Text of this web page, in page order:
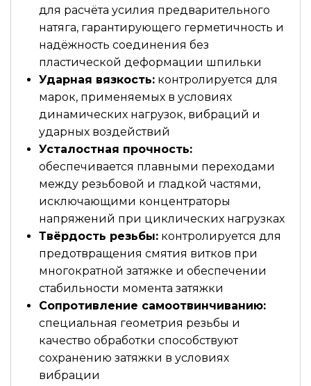
для расчёта усилия предварительного
натяга, гарантирующего герметичность и
надёжность соединения без
пластической деформации шпильки
Ударная вязкость: контролируется для
марок, применяемых в условиях
динамических нагрузок, вибраций и
ударных воздействий
Усталостная прочность:
обеспечивается плавными переходами
между резьбовой и гладкой частями,
исключающими концентраторы
напряжений при циклических нагрузках
Твёрдость резьбы: контролируется для
предотвращения смятия витков при
многократной затяжке и обеспечении
стабильности момента затяжки
Сопротивление самоотвинчиванию:
специальная геометрия резьбы и
качество обработки способствуют
сохранению затяжки в условиях
вибрации